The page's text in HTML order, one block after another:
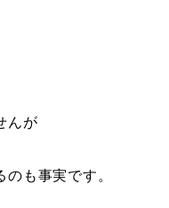
んが
も事実です。